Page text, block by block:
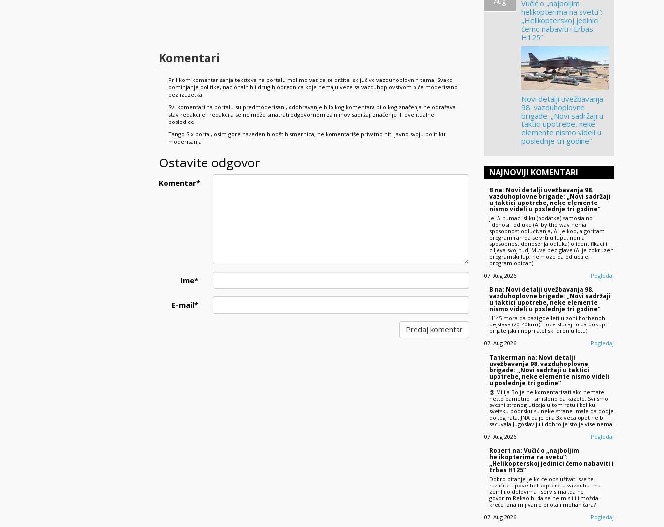
Komentari
Prilikom komentarisanja tekstova na portalu molimo vas da se držite isključivo vazduhoplovnih tema. Svako
pominjanje politike, nacionalnih i drugih odrednica koje nemaju veze sa vazduhoplovstvom biće moderisano
bez izuzetka.
Svi komentari na portalu su predmoderisani, odobravanje bilo kog komentara bilo kog značenja ne odražava
stav redakcije i redakcija se ne može smatrati odgovornom za njihov sadržaj, značenje ili eventualne
posledice.
Tango Six portal, osim gore navedenih opštih smernica, ne komentariše privatno niti javno svoju politiku
moderisanja
Ostavite odgovor
Komentar*
Ime*
E-mail*
Vučić o „najboljim
helikopterima na svetu“:
„Helikopterskoj jedinici
ćemo nabaviti i Erbas
H125“
Novi detalji uvežbavanja
98. vazduhoplovne
brigade: „Novi sadržaji u
taktici upotrebe, neke
elemente nismo videli u
poslednje tri godine“
NAJNOVIJI KOMENTARI
B na: Novi detalji uvežbavanja 98.
vazduhoplovne brigade: „Novi sadržaji
u taktici upotrebe, neke elemente
nismo videli u poslednje tri godine“
jel AI tumaci sliku (podatke) samostalno i
"donosi" odluke (AI by the way nema
sposobnost odlucivanja, AI je kod, algoritam
programiran da se vrti u lupu, nema
sposobnost donosenja odluka) o identifikaciji
ciljeva svoj tudj Muve bez glave (AI je zokruzen
programski lup, ne moze da odlucuje,
program obican)
07. Aug 2026.
Pogledaj
B na: Novi detalji uvežbavanja 98.
vazduhoplovne brigade: „Novi sadržaji
u taktici upotrebe, neke elemente
nismo videli u poslednje tri godine“
H145 mora da pazi gde leti u zoni borbenoh
dejstava (20-40km) (moze slucajno da pokupi
prijateljski i neprijateljski dron u letu)
07. Aug 2026.
Pogledaj
Tankerman na: Novi detalji
uvežbavanja 98. vazduhoplovne
brigade: „Novi sadržaji u taktici
upotrebe, neke elemente nismo videli
u poslednje tri godine“
@ Milija Bolje ne komentarisati ako nemate
nesto pametno i smisleno da kazete. Svi smo
svesni stranog uticaja u tom ratu i koliku
svetsku podrsku su neke strane imale da dodje
do tog rata. JNA da je bila 3x veca opet ne bi
sacuvala Jugoslaviju i dobro je sto je vise nema.
07. Aug 2026.
Pogledaj
Robert na: Vučić o „najboljim
helikopterima na svetu“:
„Helikopterskoj jedinici ćemo nabaviti i
Erbas H125“
Dobro pitanje je ko će opsluživati sve te
različite tipove helikoptere u vazduhu i na
zemlji,o delovima i servisima ,da ne
govorim.Rekao bi da se ne misli ili možda
kreće iznajmljivanje pilota i mehaničara?
07. Aug 2026.
Pogledaj